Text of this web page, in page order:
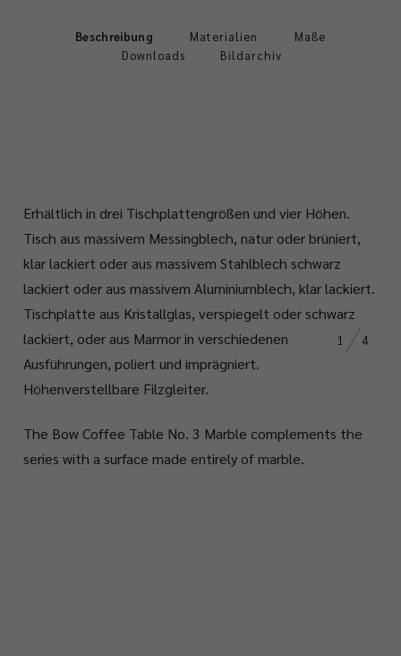
Beschreibung Materialien
Maße
Downloads
Bildarchiv
1 4
Erhältlich in drei Tischplattengrößen und vier Höhen.
Tisch aus massivem Messingblech, natur oder brüniert,
klar lackiert oder aus massivem Stahlblech schwarz
lackiert oder aus massivem Aluminiumblech, klar lackiert.
Tischplatte aus Kristallglas, verspiegelt oder schwarz
lackiert, oder aus Marmor in verschiedenen
Ausführungen, poliert und imprägniert.
Höhenverstellbare Filzgleiter.
The Bow Coffee Table No. 3 Marble complements the
series with a surface made entirely of marble.